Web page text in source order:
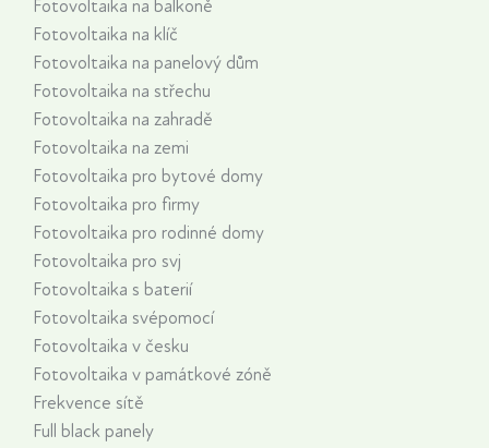
Fotovoltaika na balkoně
Fotovoltaika na klíč
Fotovoltaika na panelový dům
Fotovoltaika na střechu
Fotovoltaika na zahradě
Fotovoltaika na zemi
Fotovoltaika pro bytové domy
Fotovoltaika pro firmy
Fotovoltaika pro rodinné domy
Fotovoltaika pro svj
Fotovoltaika s baterií
Fotovoltaika svépomocí
Fotovoltaika v česku
Fotovoltaika v památkové zóně
Frekvence sítě
Full black panely